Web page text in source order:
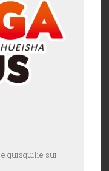
quisquilie sui